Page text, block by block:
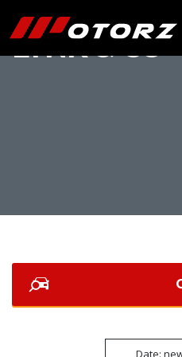
LYNK & CO
Date: